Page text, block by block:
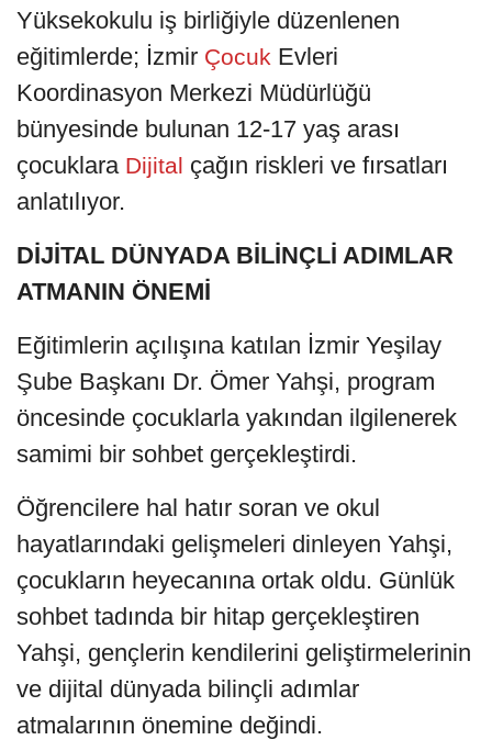
Yüksekokulu iş birliğiyle düzenlenen
eğitimlerde; İzmir Çocuk Evleri
Koordinasyon Merkezi Müdürlüğü
bünyesinde bulunan 12-17 yaş arası
çocuklara Dijital çağın riskleri ve fırsatları
anlatılıyor.
DİJİTAL DÜNYADA BİLİNÇLİ ADIMLAR
ATMANIN ÖNEMİ
Eğitimlerin açılışına katılan İzmir Yeşilay
Şube Başkanı Dr. Ömer Yahşi, program
öncesinde çocuklarla yakından ilgilenerek
samimi bir sohbet gerçekleştirdi.
Öğrencilere hal hatır soran ve okul
hayatlarındaki gelişmeleri dinleyen Yahşi,
çocukların heyecanına ortak oldu. Günlük
sohbet tadında bir hitap gerçekleştiren
Yahşi, gençlerin kendilerini geliştirmelerinin
ve dijital dünyada bilinçli adımlar
atmalarının önemine değindi.